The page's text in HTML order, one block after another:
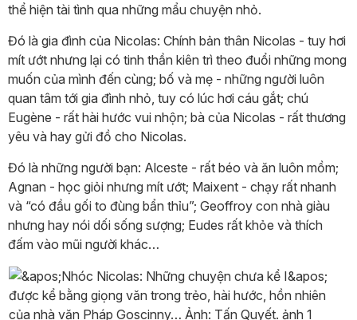
thể hiện tài tình qua những mẩu chuyện nhỏ.
Đó là gia đình của Nicolas: Chính bản thân Nicolas - tuy hơi
mít ướt nhưng lại có tinh thần kiên trì theo đuổi những mong
muốn của mình đến cùng; bố và mẹ - những người luôn
quan tâm tới gia đình nhỏ, tuy có lúc hơi cáu gắt; chú
Eugène - rất hài hước vui nhộn; bà của Nicolas - rất thương
yêu và hay gửi đồ cho Nicolas.
Đó là những người bạn: Alceste - rất béo và ăn luôn mồm;
Agnan - học giỏi nhưng mít ướt; Maixent - chạy rất nhanh
và “có đầu gối to đùng bẩn thỉu”; Geoffroy con nhà giàu
nhưng hay nói dối sống sượng; Eudes rất khỏe và thích
đấm vào mũi người khác…